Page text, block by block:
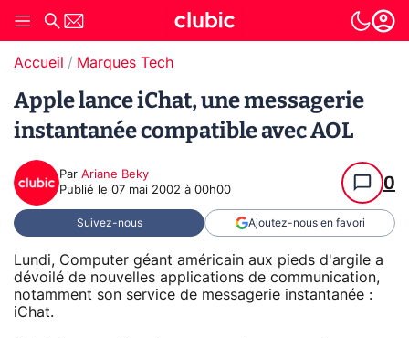
Accueil Marques Tech
Apple lance iChat, une messagerie
instantanée compatible avec AOL
Par Ariane Beky
Publié le 07 mai 2002 à 00h00 0
Suivez-nous Ajoutez-nous en favori
Lundi, Computer géant américain aux pieds d'argile a
dévoilé de nouvelles applications de communication,
notamment son service de messagerie instantanée :
iChat.